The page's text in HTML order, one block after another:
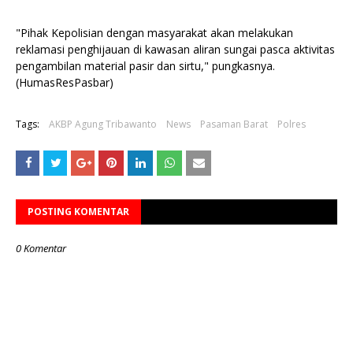
"Pihak Kepolisian dengan masyarakat akan melakukan
reklamasi penghijauan di kawasan aliran sungai pasca aktivitas
pengambilan material pasir dan sirtu," pungkasnya.
(HumasResPasbar)
Tags: AKBP Agung Tribawanto News Pasaman Barat Polres
POSTING KOMENTAR
0 Komentar